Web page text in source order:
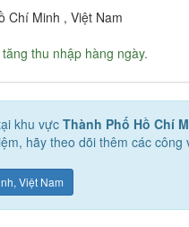
Chí Minh , Việt Nam
thu nhập hàng ngày.
khu vực Thành Phố Hồ Chí
hãy theo dõi thêm các
Việt Nam